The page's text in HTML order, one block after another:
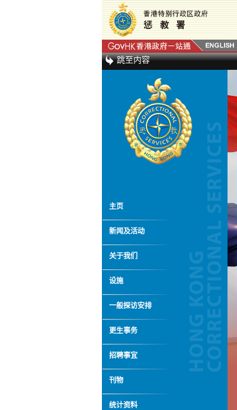
跳至内容
主页
新闻及活动
关于我们
设施
一般探访安排
更生事务
招聘事宜
刊物
统计资料